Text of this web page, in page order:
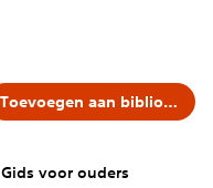
Gids voor ouders
Toevoegen aan bibliotheek